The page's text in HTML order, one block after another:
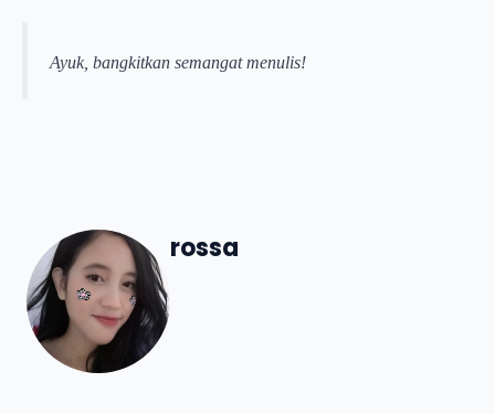
Ayuk, bangkitkan semangat menulis!
rossa